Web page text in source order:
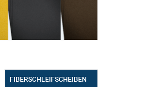
FIBERSCHLEIFSCHEIBEN